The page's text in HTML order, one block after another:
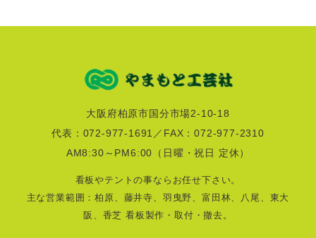
大阪府柏原市国分市場2-10-18
代表：072-977-1691／FAX：072-977-2310
AM8:30～PM6:00 （日曜・祝日 定休）
看板やテントの事ならお任せ下さい。
主な営業範囲：柏原、藤井寺、羽曳野、富田林、八尾、東大
阪、香芝 看板製作・取付・撤去。